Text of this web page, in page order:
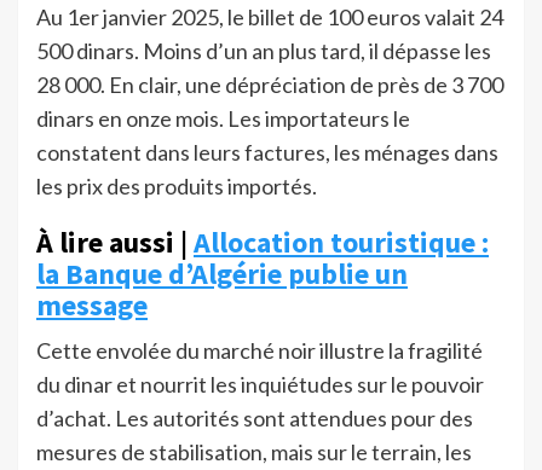
Au 1er janvier 2025, le billet de 100 euros valait 24
500 dinars. Moins d’un an plus tard, il dépasse les
28 000. En clair, une dépréciation de près de 3 700
dinars en onze mois. Les importateurs le
constatent dans leurs factures, les ménages dans
les prix des produits importés.
À lire aussi |Allocation touristique :
la Banque d’Algérie publie un
message
Cette envolée du marché noir illustre la fragilité
du dinar et nourrit les inquiétudes sur le pouvoir
d’achat. Les autorités sont attendues pour des
mesures de stabilisation, mais sur le terrain, les